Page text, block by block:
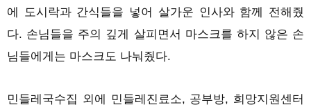
에 도시락과 간식들을 넣어 살가운 인사와 함께 전해줬
다. 손님들을 주의 깊게 살피면서 마스크를 하지 않은 손
님들에게는 마스크도 나눠줬다.
민들레국수집 외에 민들레진료소, 공부방, 희망지원센터